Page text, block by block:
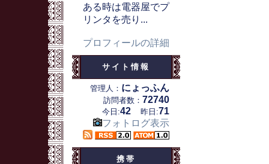
ある時は電器屋でプ
リンタを売り...
プロフィールの詳細
サイト情報
管理人： にょっふん
訪問者数： 72740
今日:42 昨日:71
フォトログ表示
携帯